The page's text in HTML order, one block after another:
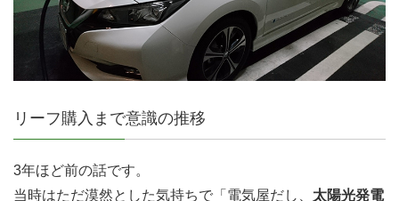
リーフ購入まで意識の推移
3年ほど前の話です。
当時はただ漠然とした気持ちで「電気屋だし、 太陽光発電